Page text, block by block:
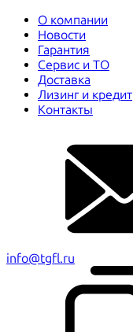
О компании
Новости
Гарантия
Сервис и ТО
Доставка
Лизинг и кредит
Контакты
info@tgfl.ru